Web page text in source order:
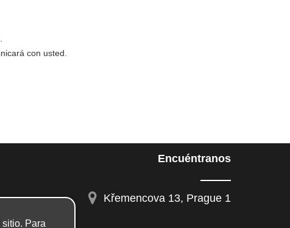
con usted.
Encuéntranos
Křemencova 13, Prague 1
Para